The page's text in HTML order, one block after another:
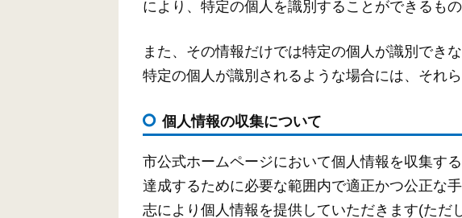
により、特定の個人を識別することができるもの
また、その情報だけでは特定の個人が識別でき
特定の個人が識別されるような場合には、それ
個人情報の収集について
市公式ホームページにおいて個人情報を収集す
達成するために必要な範囲内で適正かつ公正な
志により個人情報を提供していただきます(ただ